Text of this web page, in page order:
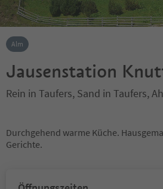
Alm
Jausenstation
Rein in Taufers, Sand in Taufers,
Durchgehend warme Küche.
Gerichte.